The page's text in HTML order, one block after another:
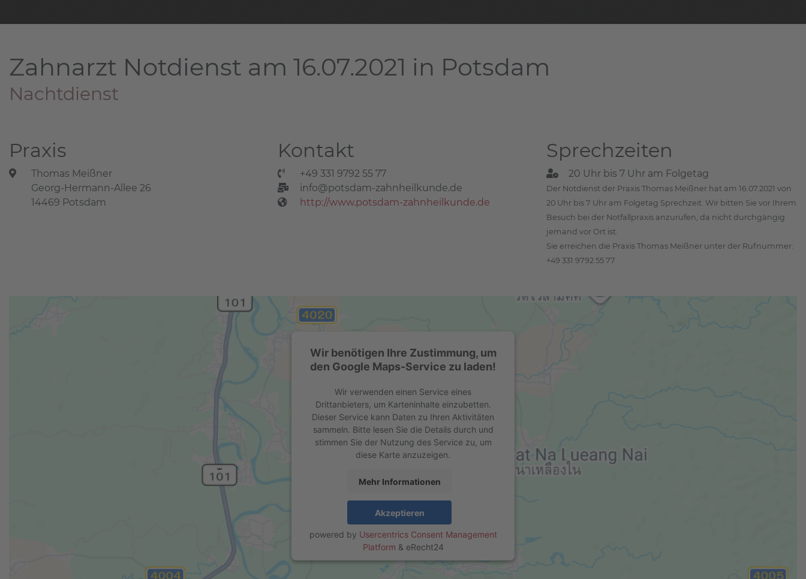
Zahnarzt Notdienst am 16.07.2021 in Potsdam
Nachtdienst
Praxis
Thomas Meißner
Georg-Hermann-Allee 26
14469 Potsdam
Kontakt
+49 331 9792 55 77
info@potsdam-zahnheilkunde.de
http://www.potsdam-zahnheilkunde.de
Sprechzeiten
20 Uhr bis 7 Uhr am Folgetag
Der Notdienst der Praxis Thomas Meißner hat am 16.07.2021 von
20 Uhr bis 7 Uhr am Folgetag Sprechzeit. Wir bitten Sie vor Ihrem
Besuch bei der Notfallpraxis anzurufen, da nicht durchgängig
jemand vor Ort ist.
Sie erreichen die Praxis Thomas Meißner unter der Rufnummer:
+49 331 9792 55 77
Wir benötigen Ihre Zustimmung, um
den Google Maps-Service zu laden!
Wir verwenden einen Service eines
Drittanbieters, um Karteninhalte einzubetten.
Dieser Service kann Daten zu Ihren Aktivitäten
sammeln. Bitte lesen Sie die Details durch und
stimmen Sie der Nutzung des Service zu, um
diese Karte anzuzeigen.
Mehr Informationen
Akzeptieren
powered by Usercentrics Consent Management
Platform & eRecht24